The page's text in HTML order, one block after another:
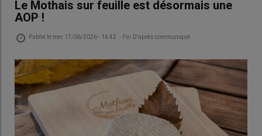
Le Mothais sur feuille est désormais une
AOP !
Publié le mer 17/06/2026 - 14:42 - Par D'après communiqué